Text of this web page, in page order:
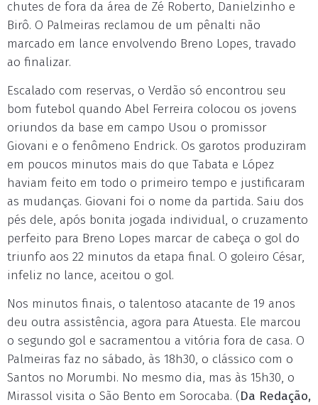
chutes de fora da área de Zé Roberto, Danielzinho e
Birô. O Palmeiras reclamou de um pênalti não
marcado em lance envolvendo Breno Lopes, travado
ao finalizar.
Escalado com reservas, o Verdão só encontrou seu
bom futebol quando Abel Ferreira colocou os jovens
oriundos da base em campo Usou o promissor
Giovani e o fenômeno Endrick. Os garotos produziram
em poucos minutos mais do que Tabata e López
haviam feito em todo o primeiro tempo e justificaram
as mudanças. Giovani foi o nome da partida. Saiu dos
pés dele, após bonita jogada individual, o cruzamento
perfeito para Breno Lopes marcar de cabeça o gol do
triunfo aos 22 minutos da etapa final. O goleiro César,
infeliz no lance, aceitou o gol.
Nos minutos finais, o talentoso atacante de 19 anos
deu outra assistência, agora para Atuesta. Ele marcou
o segundo gol e sacramentou a vitória fora de casa. O
Palmeiras faz no sábado, às 18h30, o clássico com o
Santos no Morumbi. No mesmo dia, mas às 15h30, o
Mirassol visita o São Bento em Sorocaba. (Da Redação,